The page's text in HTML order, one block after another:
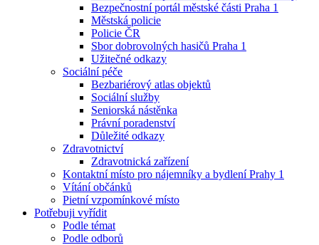
Bezpečnostní portál městské části Praha 1
Městská policie
Policie ČR
Sbor dobrovolných hasičů Praha 1
Užitečné odkazy
Sociální péče
Bezbariérový atlas objektů
Sociální služby
Seniorská nástěnka
Právní poradenství
Důležité odkazy
Zdravotnictví
Zdravotnická zařízení
Kontaktní místo pro nájemníky a bydlení Prahy 1
Vítání občánků
Pietní vzpomínkové místo
Potřebuji vyřídit
Podle témat
Podle odborů